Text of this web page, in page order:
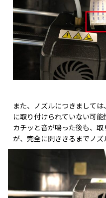
また、ノズルにつきまして
に取り付けられていない可能
カチッと音が鳴った後も、
が、完全に開ききるまでノズ